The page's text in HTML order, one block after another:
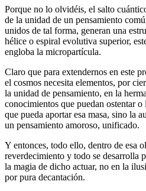
Porque no lo olvidéis, el salto
de la unidad de un pensamiento
unidos de tal forma, generan una
hélice o espiral evolutiva superior,
engloba la micropartícula.
Claro que para extendernos en este
el cosmos necesita elementos, por
la unidad de pensamiento, en la
conocimientos que puedan ostentar
que pueda aportar esa masa, sino la
un pensamiento amoroso, unificado.
Y entonces, todo ello, dentro de esa
reverdecimiento y todo se desarrolla
la magia de dicho actuar, no en la
por pura decantación.